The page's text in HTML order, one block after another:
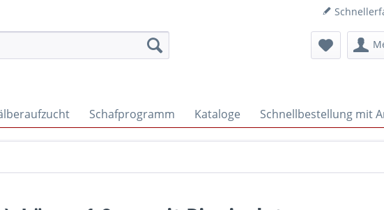
Schafprogramm Kataloge Schnellbestellung mit